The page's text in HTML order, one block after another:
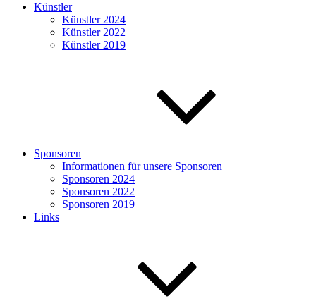
Künstler
Künstler 2024
Künstler 2022
Künstler 2019
Sponsoren
Informationen für unsere Sponsoren
Sponsoren 2024
Sponsoren 2022
Sponsoren 2019
Links